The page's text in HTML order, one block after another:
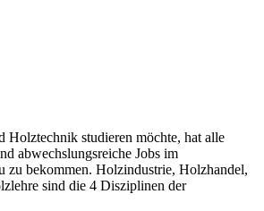
Holztechnik studieren möchte, hat alle
abwechslungsreiche Jobs im
zu bekommen. Holzindustrie, Holzhandel,
sind die 4 Disziplinen der